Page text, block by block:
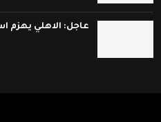
عاجل: الاهلي يهزم